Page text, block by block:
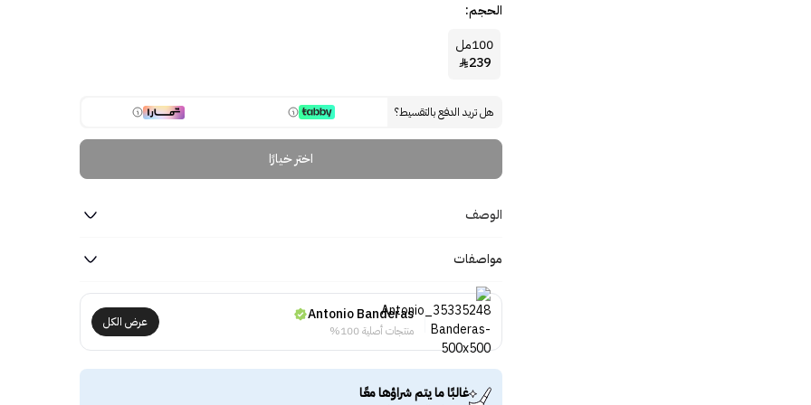
الحجم:
100مل
239

هل تريد الدفع بالتقسيط؟
اختر خيارًا
الوصف
مواصفات
Antonio Banderas
منتجات أصلية 100%
عرض الكل
غالبًا ما يتم شراؤها معًا